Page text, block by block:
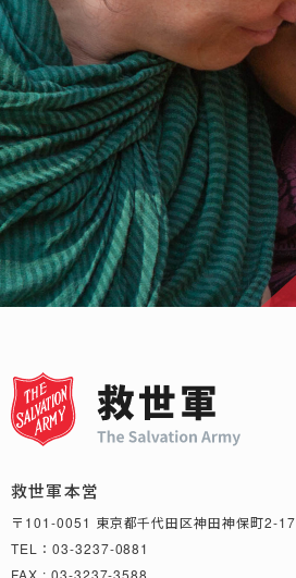
救世軍本営
〒101-0051 東京都千代田区神田神保町2-17
TEL：03-3237-0881
FAX : 03-3237-3588